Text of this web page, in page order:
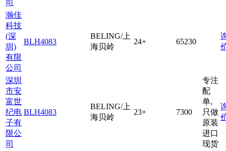
司
瀚佳
科技
(深
圳)
有限
公司
BLH4083
BELING/上
海贝岭
24+ 65230
深圳
市安
富世
纪电
子有
限公
司
BLH4083
BELING/上
海贝岭
23+ 7300
专注
配
单,
只做
原装
进口
现货